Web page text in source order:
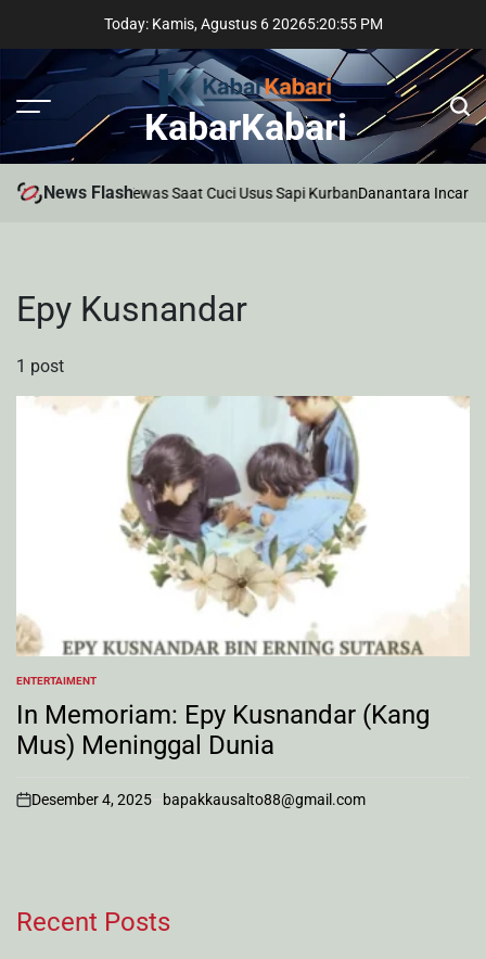
content
Today: Kamis, Agustus 6 20265:20:55 PM
KabarKabari
News Flash
di Palembang Tewas Saat Cuci Usus Sapi KurbanDanantara Incar
Epy Kusnandar
1 post
POSTED
IN
ENTERTAIMENT
In Memoriam: Epy Kusnandar (Kang
Mus) Meninggal Dunia
on
Desember 4, 2025 bapakkausalto88@gmail.com
Recent Posts